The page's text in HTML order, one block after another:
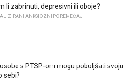
li zabrinuti, depresivni ili oboje?
ANKSIOZNI POREMEĆAJ
osobe s PTSP-om mogu poboljšati svoju
sebi?